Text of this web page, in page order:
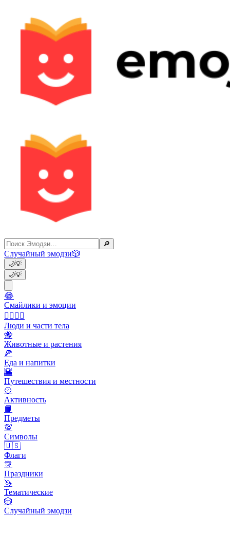
🔎
Случайный эмодзи🎲
🌙💡
🌙💡
😂
Смайлики и эмоции
👩‍❤️‍💋‍👨
Люди и части тела
🐝
Животные и растения
🍕
Еда и напитки
🌇
Путешествия и местности
🥎
Активность
📙
Предметы
💯
Символы
🇺🇸
Флаги
🎊
Праздники
🦄
Тематические
🎲
Случайный эмодзи